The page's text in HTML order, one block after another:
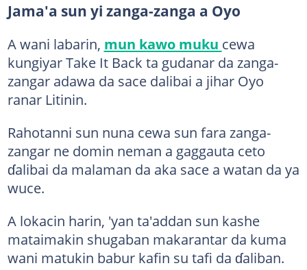
Jama'a sun yi zanga-zanga a Oyo
A wani labarin, mun kawo muku cewa
kungiyar Take It Back ta gudanar da zanga-
zangar adawa da sace dalibai a jihar Oyo
ranar Litinin.
Rahotanni sun nuna cewa sun fara zanga-
zangar ne domin neman a gaggauta ceto
ɗalibai da malaman da aka sace a watan da ya
wuce.
A lokacin harin, 'yan ta'addan sun kashe
mataimakin shugaban makarantar da kuma
wani matukin babur kafin su tafi da ɗaliban.